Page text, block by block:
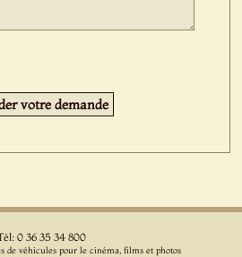
0 36 35 34 800
de véhicules pour le cinéma, films et photos